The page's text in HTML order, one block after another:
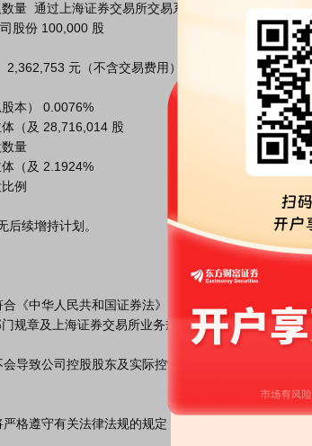
量  通过上海证券交易所交易系统以集中竞价的方式增
元（不含交易费用）
本） 0.0076%
（及 28,716,014 股
量
（及 2.1924%
例
规章及上海证券交易所业务规则等有关规定。